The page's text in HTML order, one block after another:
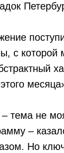
с
тема не
–
Но